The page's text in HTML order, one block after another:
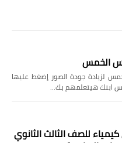
الخمس
لزيادة جودة الصور إضغط عليها
ابنك هيتعلمهم بك…
للصف الثالث الثانوي